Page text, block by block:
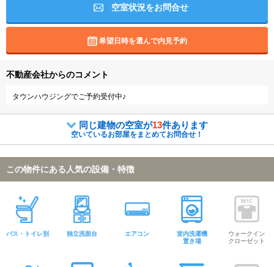
空室状況をお問合せ
希望日時を選んで内見予約
不動産会社からのコメント
タウンハウジングでご予約受付中♪
同じ建物の空室が13件あります
空いているお部屋をまとめてお問合せ！
この物件にある人気の設備・特徴
バス・トイレ別 独立洗面台 エアコン
室内洗濯機
置き場
ウォークイン
クローゼット